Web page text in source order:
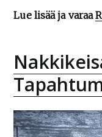
Lue lisää ja varaa